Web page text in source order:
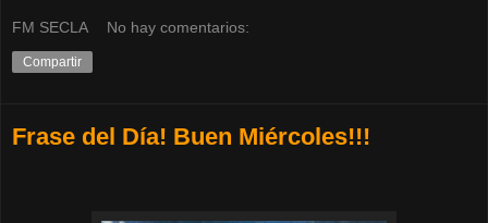
FM SECLA No hay comentarios:
Compartir
Frase del Día! Buen Miércoles!!!